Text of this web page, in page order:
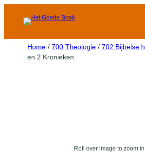
Home / 700 Theologie / 702 Bijbelse
en 2 Kronieken
Roll over image to zoom in